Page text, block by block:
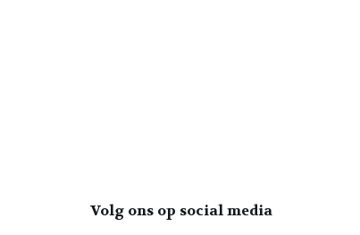
Volg ons op social media